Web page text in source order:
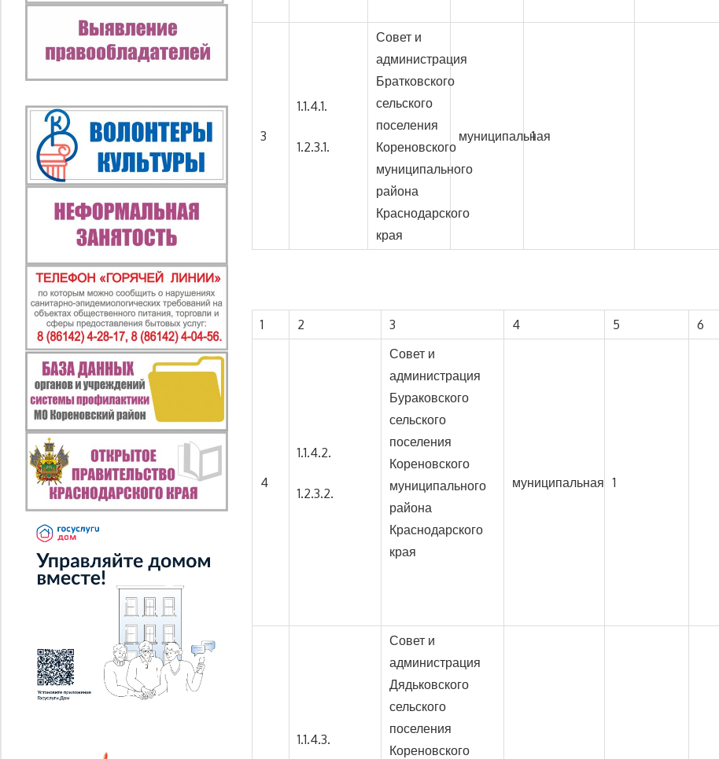
3
1.1.4.1.
1.2.3.1.
Совет и
администрация
Братковского
сельского
поселения
Кореновского
муниципального
района
Краснодарского
края
муниципальная
1
1 2 3 4 5 6
4
1.1.4.2.
1.2.3.2.
Совет и
администрация
Бураковского
сельского
поселения
Кореновского
муниципального
района
Краснодарского
края
муниципальная 1
1.1.4.3.
Совет и
администрация
Дядьковского
сельского
поселения
Кореновского